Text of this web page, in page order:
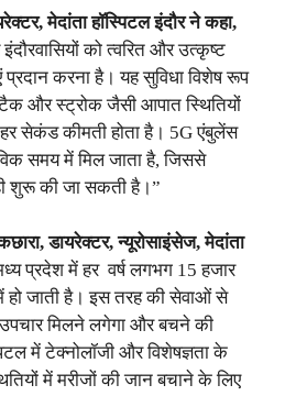
मेदांता हॉस्पिटल इंदौर ने कहा,
इंदौरवासियों को त्वरित और उत्कृष्ट
प्रदान करना है। यह सुविधा विशेष रूप
और स्ट्रोक जैसी आपात स्थितियों
हर सेकंड कीमती होता है। 5G एंबुलेंस
समय में मिल जाता है, जिससे
शुरू की जा सकती है।”
डायरेक्टर, न्यूरोसाइंसेज, मेदांता
प्रदेश में हर वर्ष लगभग 15 हजार
हो जाती है। इस तरह की सेवाओं से
मिलने लगेगा और बचने की
में टेक्नोलॉजी और विशेषज्ञता के
में मरीजों की जान बचाने के लिए